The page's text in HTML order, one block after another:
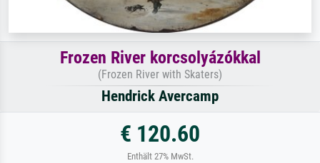
Frozen River korcsolyázókkal
(Frozen River with Skaters)
Hendrick Avercamp
€ 120.60
Enthält 27% MwSt.